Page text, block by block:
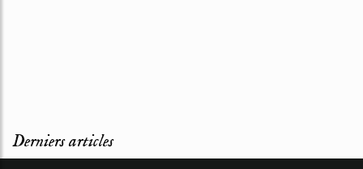
Derniers articles